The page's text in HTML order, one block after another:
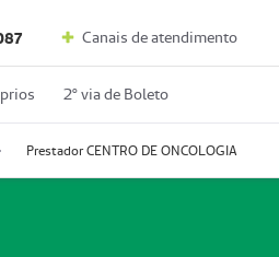
Canais de atendimento
2º via de Boleto
Prestador CENTRO DE ONCOLOGIA